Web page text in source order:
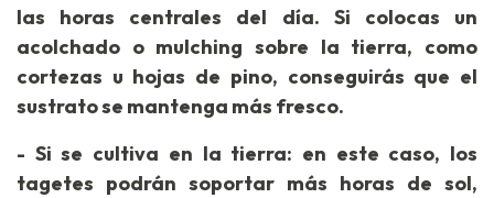
las horas centrales del día. Si colocas un
acolchado o mulching sobre la tierra, como
cortezas u hojas de pino, conseguirás que el
sustrato se mantenga más fresco.
- Si se cultiva en la tierra: en este caso, los
tagetes podrán soportar más horas de sol,